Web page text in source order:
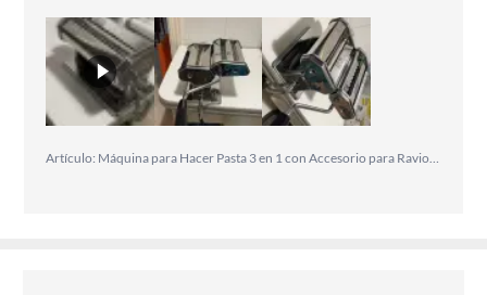
Artículo: Máquina para Hacer Pasta 3 en 1 con Accesorio para Raviolis